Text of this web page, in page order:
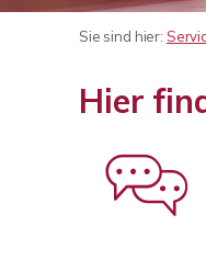
Sie sind hier:
Hier